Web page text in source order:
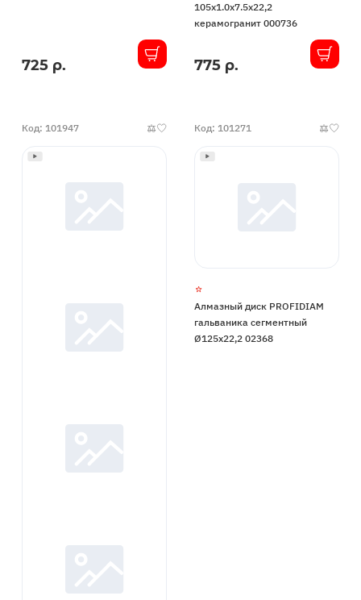
В
725 р.
105x1.0x7.5x22,2
керамогранит 000736
В
775 р.
Код: 101947 Код: 101271
Алмазный диск PROFIDIAM
гальваника сегментный
Ø125x22,2 02368